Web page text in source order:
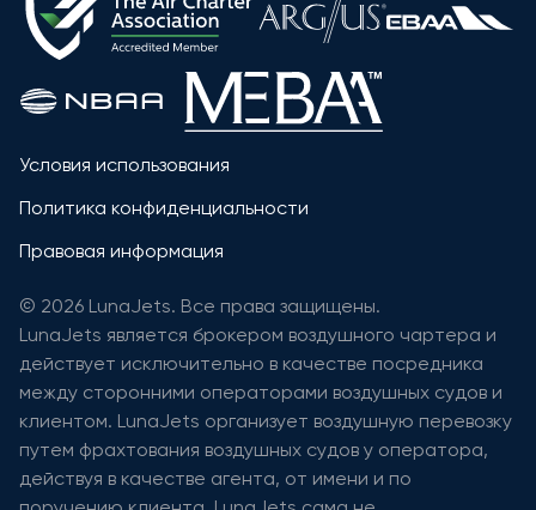
Условия использования
Политика конфиденциальности
Правовая информация
© 2026 LunaJets. Все права защищены.
LunaJets является брокером воздушного чартера и
действует исключительно в качестве посредника
между сторонними операторами воздушных судов и
клиентом. LunaJets организует воздушную перевозку
путем фрахтования воздушных судов у оператора,
действуя в качестве агента, от имени и по